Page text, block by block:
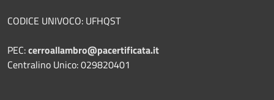
CODICE UNIVOCO: UFHQST
PEC:cerroallambro@pacertificata.it
Centralino Unico: 029820401